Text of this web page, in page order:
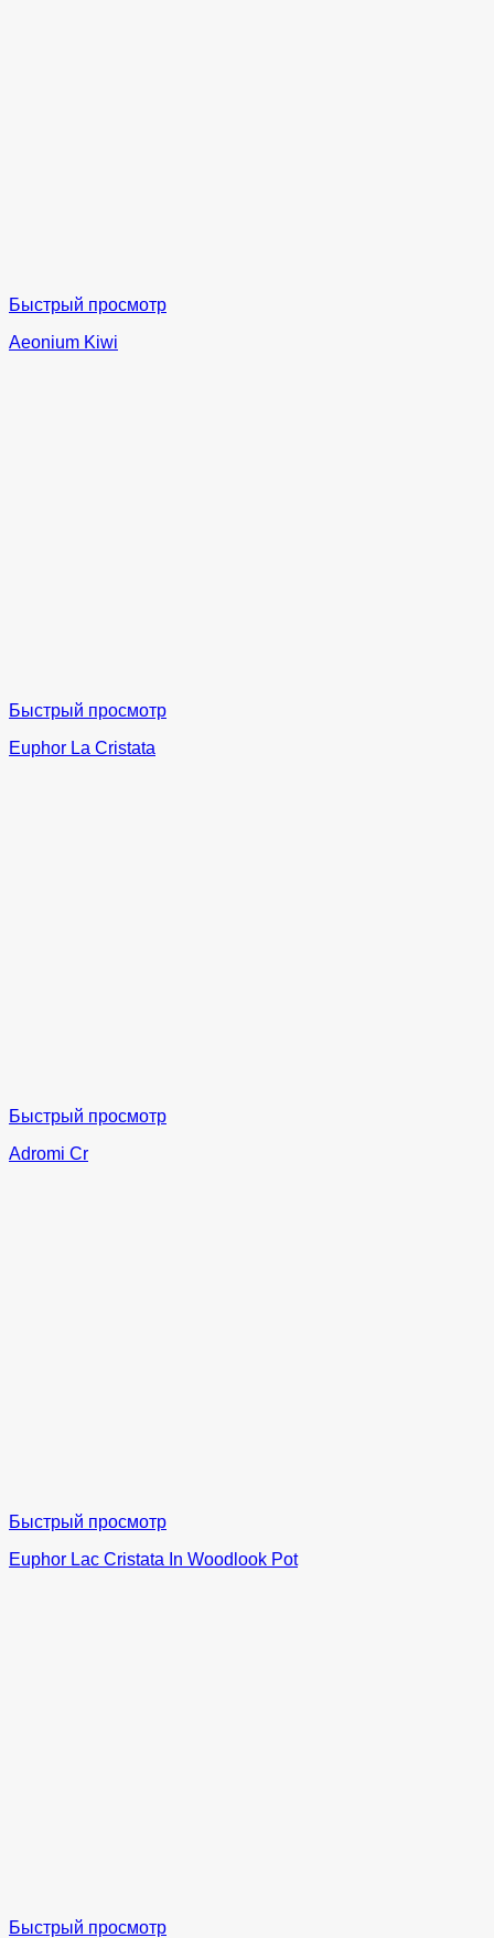
Быстрый просмотр
Aeonium Kiwi
Быстрый просмотр
Euphor La Cristata
Быстрый просмотр
Adromi Cr
Быстрый просмотр
Euphor Lac Cristata In Woodlook Pot
Быстрый просмотр